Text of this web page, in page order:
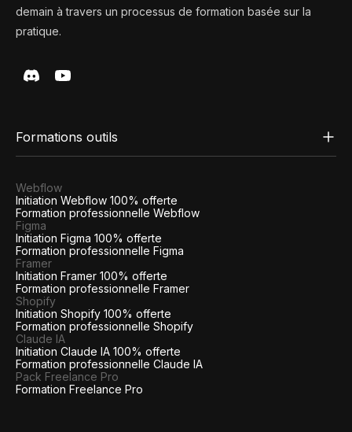
demain à travers un processus de formation basée sur la
pratique.
Formations outils
Webflow
Initiation Webflow 100% offerte
Formation professionnelle Webflow
Figma
Initiation Figma 100% offerte
Formation professionnelle Figma
Framer
Initiation Framer 100% offerte
Formation professionnelle Framer
Shopify
Initiation Shopify 100% offerte
Formation professionnelle Shopify
Claude IA
Initiation Claude IA 100% offerte
Formation professionnelle Claude IA
Pack Freelance Pro
Formation Freelance Pro